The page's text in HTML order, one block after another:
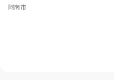
阿南市